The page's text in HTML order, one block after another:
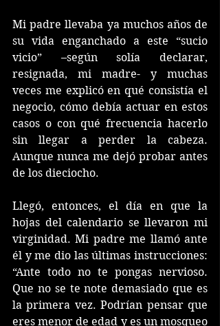
Mi padre llevaba ya muchos años de
su vida enganchado a este “sucio
vicio” –según solía declarar,
resignada, mi madre- y muchas
veces me explicó en qué consistía el
negocio, cómo debía actuar en estos
casos o con qué frecuencia hacerlo
sin llegar a perder la cabeza.
Aunque nunca me dejó probar antes
de los dieciocho.
Llegó, entonces, el día en que la
hojas del calendario se llevaron mi
virginidad. Mi padre me llamó ante
él y me dio las últimas instrucciones:
“Ante todo no te pongas nervioso.
Que no se te note demasiado que es
la primera vez. Podrían pensar que
eres menor de edad y es un mosqueo